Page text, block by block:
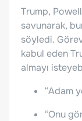
Trump,
savunarak,
söyledi.
kabul eden
almayı
“Adam
“Onu